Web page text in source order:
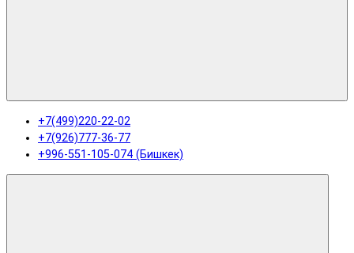
+7(499)220-22-02
+7(926)777-36-77
+996-551-105-074 (Бишкек)